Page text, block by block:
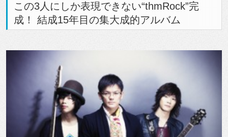
この3人にしか表現できない“thmRock”完
成！ 結成15年目の集大成的アルバム